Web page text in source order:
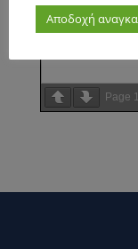
Page 1
Αποδοχή